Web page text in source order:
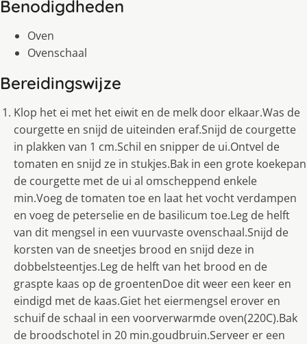
Benodigdheden
Oven
Ovenschaal
Bereidingswijze
Klop het ei met het eiwit en de melk door elkaar.Was de
courgette en snijd de uiteinden eraf.Snijd de courgette
in plakken van 1 cm.Schil en snipper de ui.Ontvel de
tomaten en snijd ze in stukjes.Bak in een grote koekepan
de courgette met de ui al omscheppend enkele
min.Voeg de tomaten toe en laat het vocht verdampen
en voeg de peterselie en de basilicum toe.Leg de helft
van dit mengsel in een vuurvaste ovenschaal.Snijd de
korsten van de sneetjes brood en snijd deze in
dobbelsteentjes.Leg de helft van het brood en de
graspte kaas op de groentenDoe dit weer een keer en
eindigd met de kaas.Giet het eiermengsel erover en
schuif de schaal in een voorverwarmde oven(220C).Bak
de broodschotel in 20 min.goudbruin.Serveer er een